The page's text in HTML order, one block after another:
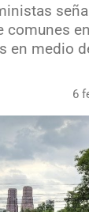
comunes
en medio
6